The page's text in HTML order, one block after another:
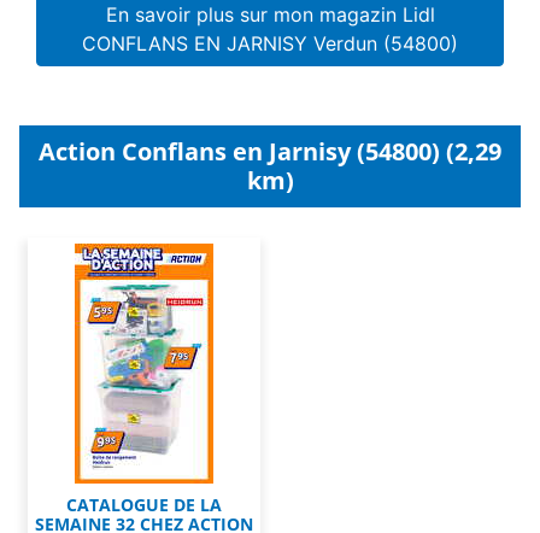
En savoir plus sur mon magazin Lidl
CONFLANS EN JARNISY Verdun (54800)
Action Conflans en Jarnisy (54800) (2,29
km)
CATALOGUE DE LA
SEMAINE 32 CHEZ ACTION